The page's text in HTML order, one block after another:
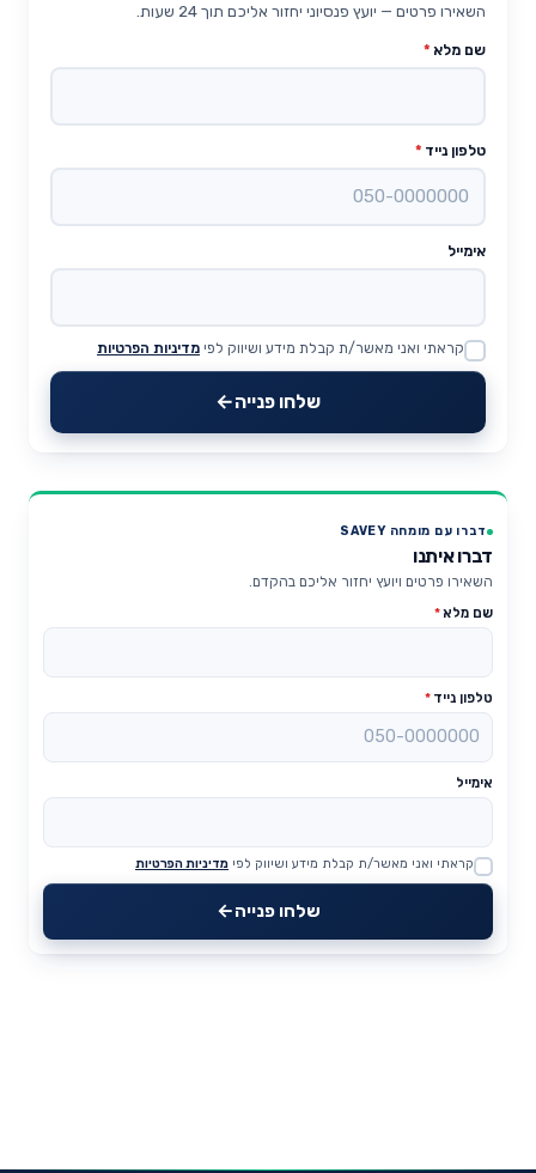
השאירו פרטים — יועץ פנסיוני יחזור אליכם תוך 24 שעות.
שם מלא *
טלפון נייד *
אימייל
Website
קראתי ואני מאשר/ת קבלת מידע ושיווק לפי מדיניות הפרטיות
שלחו פנייה
דברו עם מומחה SAVEY
דברו איתנו
השאירו פרטים ויועץ יחזור אליכם בהקדם.
שם מלא*
טלפון נייד *
אימייל
Website
קראתי ואני מאשר/ת קבלת מידע ושיווק לפי מדיניות הפרטיות
שלחו פנייה